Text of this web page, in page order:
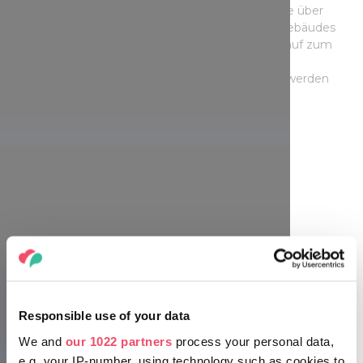
Responsible use of your data
We and our 1022 partners process your personal data,
e.g. your IP-number, using technology such as cookies to
besuchen. Die Holzkonstruktion schwebt beinahe über
dem dreieckigen Betonprisma, das Innere des Gebäudes
ist sechseckig, eine zweiarmige Treppe führt hinauf zum
Naturschutzgebiete der Hauptstadt bewundert werden
Naplás-See Aussichtspunkt, Budapest